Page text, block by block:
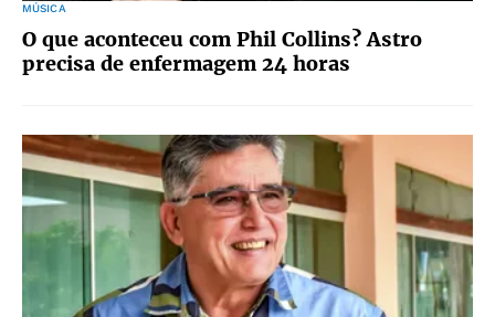
MÚSICA
O que aconteceu com Phil Collins? Astro
precisa de enfermagem 24 horas